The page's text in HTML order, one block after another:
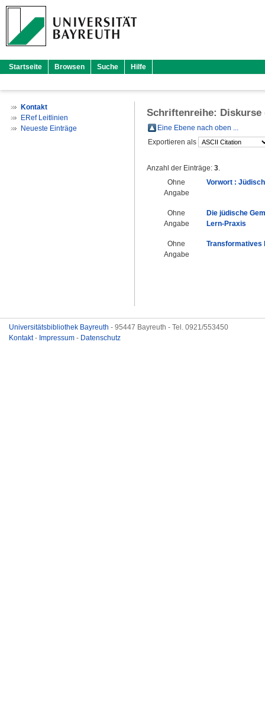
Startseite Browsen Suche Hilfe
Kontakt
ERef Leitlinien
Neueste Einträge
Schriftenreihe: Diskurse
Eine Ebene nach oben ...
Exportieren als
Anzahl der Einträge: 3.
Ohne
Angabe
Vorwort :
Ohne
Angabe
Die jüdische
Lern-Praxis
Ohne
Angabe
Transformatives
Universitätsbibliothek Bayreuth - 95447 Bayreuth - Tel. 0921/553450
Kontakt- Impressum - Datenschutz